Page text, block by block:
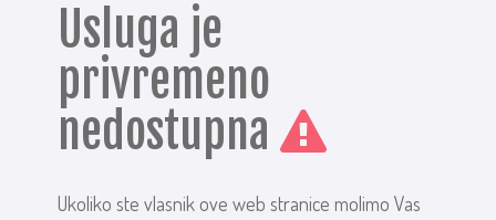
Usluga je
privremeno
nedostupna
Ukoliko ste vlasnik ove web stranice molimo Vas